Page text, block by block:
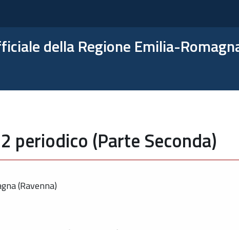
della Regione Emilia-
periodico (Parte Seconda)
(Ravenna)